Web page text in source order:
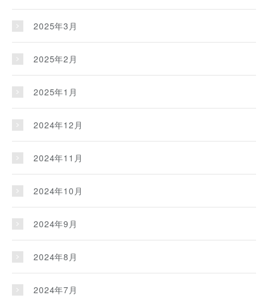
2025年3月
2025年2月
2025年1月
2024年12月
2024年11月
2024年10月
2024年9月
2024年8月
2024年7月